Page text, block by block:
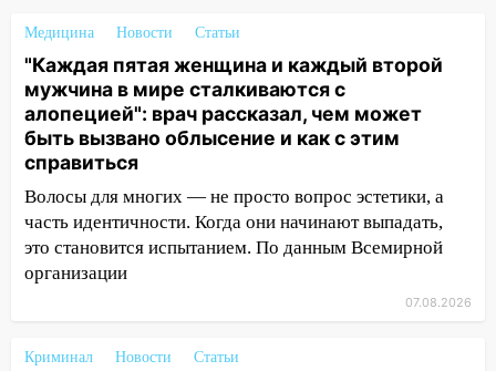
более 4,6 миллиона рублей: перед
судом предстанет банда
автоподставщиков
13:36 В Инзе произошел крупный пожар
13:00 В суде защитили репутацию
мужчины, которого необоснованно
обвиняли в жестоком обращении с
животными
12:28 Миллион на «льготниках»: в
проездными
Медицина Новости Статьи
"Каждая пятая женщина и каждый второй
мужчина в мире сталкиваются с
алопецией": врач рассказал, чем может
быть вызвано облысение и как с этим
справиться
Волосы для многих — не просто вопрос эстетики, а
часть идентичности. Когда они начинают выпадать,
это становится испытанием. По данным Всемирной
организации
07.08.2026
Криминал Новости
Статьи